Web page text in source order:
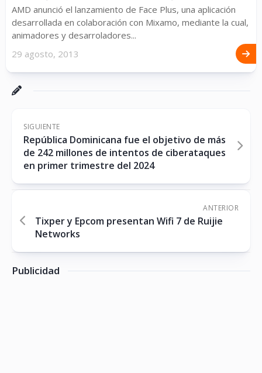
AMD anunció el lanzamiento de Face Plus, una aplicación
desarrollada en colaboración con Mixamo, mediante la cual,
animadores y desarroladores...
29 agosto, 2013
SIGUIENTE
República Dominicana fue el objetivo de más
de 242 millones de intentos de ciberataques
en primer trimestre del 2024
ANTERIOR
Tixper y Epcom presentan Wifi 7 de Ruijie
Networks
Publicidad